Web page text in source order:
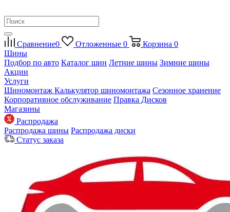
Сравнение0 Отложенные 0 Корзина 0
Шины
Подбор по авто Каталог шин Летние шины Зимние шины
Акции
Услуги
Шиномонтаж Калькулятор шиномонтажа Сезонное хранение
Корпоративное обслуживание Правка Дисков
Магазины
Распродажа
Распродажа шины Распродажа диски
Статус заказа